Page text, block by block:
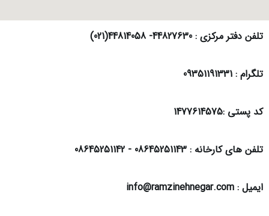
تلفن دفتر مرکزی : 44827630- 44814058(021)
تلگرام : 09351191331
کد پستی :1477614575
تلفن های کارخانه : 08645251143 - 08645251142
ایمیل : info@ramzinehnegar.com